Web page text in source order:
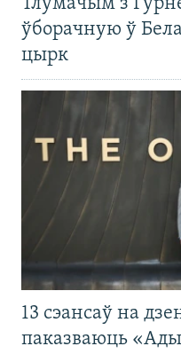
Тлумачым з
ўборачную ў
цырк
13 сэансаў на
паказваюць